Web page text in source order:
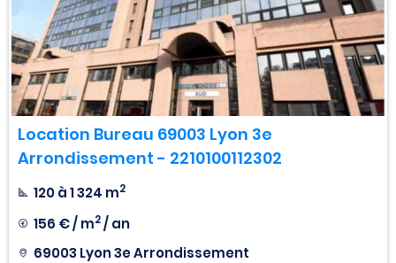
Location Bureau 69003 Lyon 3e
Arrondissement - 2210100112302
120 à 1 324 m2
156 € / m2/ an
69003 Lyon 3e Arrondissement